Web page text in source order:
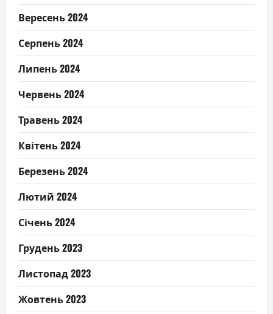
Вересень 2024
Серпень 2024
Липень 2024
Червень 2024
Травень 2024
Квітень 2024
Березень 2024
Лютий 2024
Січень 2024
Грудень 2023
Листопад 2023
Жовтень 2023